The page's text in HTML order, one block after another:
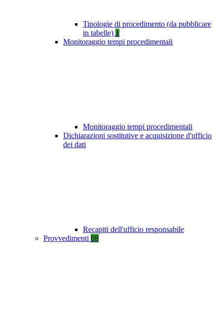
Tipologie di procedimento (da pubblicare
in tabelle) 1
Monitoraggio tempi procedimentali
Monitoraggio tempi procedimentali
Dichiarazioni sostitutive e acquisizione d'ufficio
dei dati
Recapiti dell'ufficio responsabile
Provvedimenti 88